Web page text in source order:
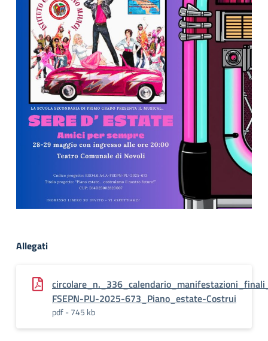
Allegati
FSEPN-PU-2025-673_Piano_estate-Costrui
pdf - 745 kb